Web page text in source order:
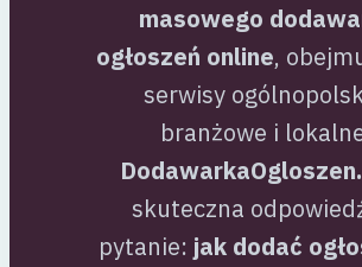
masowego
ogłoszeń online,
serwisy
branżowe i
skuteczna
pytanie: jak dodać